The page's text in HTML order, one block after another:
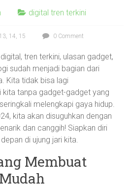
digital tren terkini
13, 14, 15 0 Comment
tren terkini, ulasan gadget,
sudah menjadi bagian dari
Kita tidak bisa lagi
kita tanpa gadget-gadget yang
melengkapi gaya hidup.
kita akan disuguhkan dengan
dan canggih! Siapkan diri
di ujung jari kita.
Membuat